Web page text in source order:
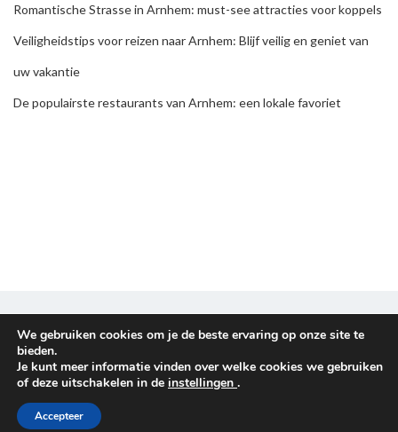
Romantische Strasse in Arnhem: must-see attracties voor koppels
Veiligheidstips voor reizen naar Arnhem: Blijf veilig en geniet van
uw vakantie
De populairste restaurants van Arnhem: een lokale favoriet
Copyright © 2026 Reisplanners. All rights reserved.
Proudly powered by
We gebruiken cookies om je de beste ervaring op onze site te
bieden.
Je kunt meer informatie vinden over welke cookies we gebruiken
of deze uitschakelen in de instellingen .
Accepteer